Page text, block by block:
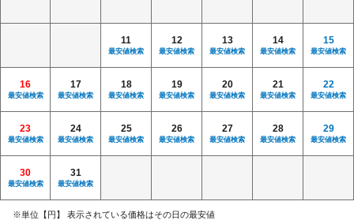
11
最安値検索
12
最安値検索
13
最安値検索
14
最安値検索
15
最安値検索
16
最安値検索
17
最安値検索
18
最安値検索
19
最安値検索
20
最安値検索
21
最安値検索
22
最安値検索
23
最安値検索
24
最安値検索
25
最安値検索
26
最安値検索
27
最安値検索
28
最安値検索
29
最安値検索
30
最安値検索
31
最安値検索
※単位【円】 表示されている価格はその日の最安値